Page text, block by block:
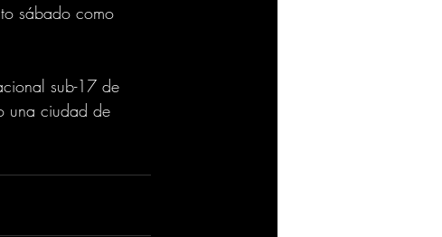
sábado como
sub-17 de
una ciudad de